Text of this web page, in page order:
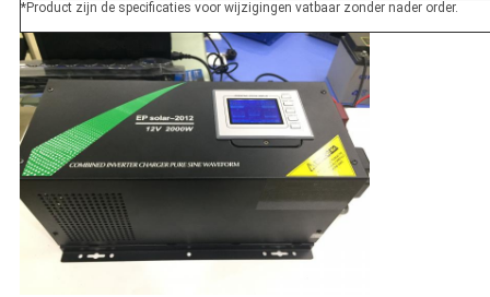
*Product zijn de specificaties voor wijzigingen vatbaar zonder nader order.